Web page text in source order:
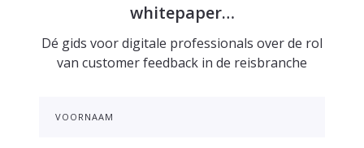
whitepaper…
Dé gids voor digitale professionals over de rol
van customer feedback in de reisbranche
VOORNAAM